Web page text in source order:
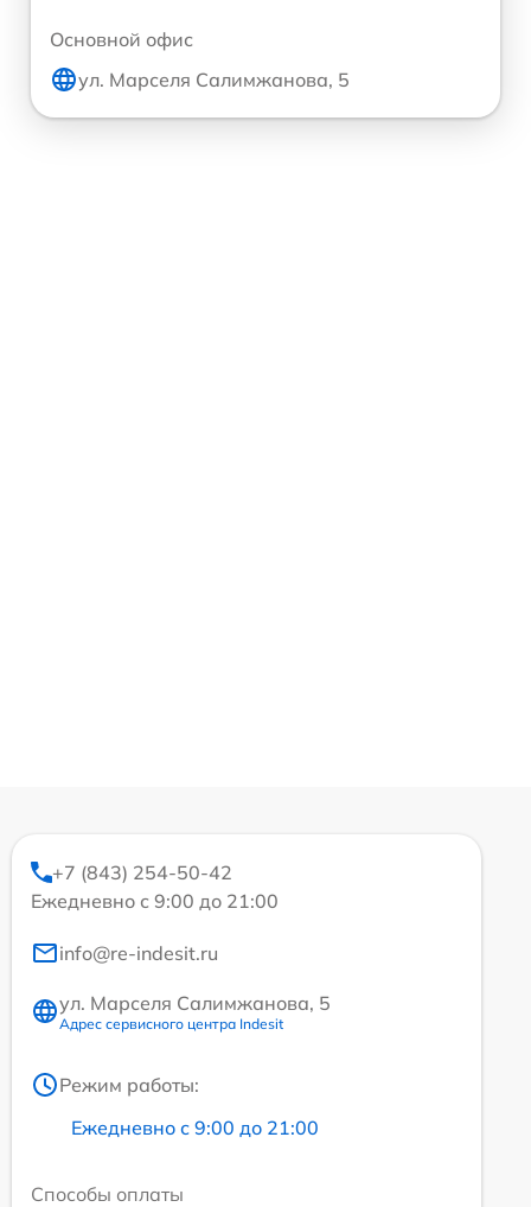
Основной офис
ул. Марселя Салимжанова, 5
+7 (843) 254-50-42
Ежедневно с 9:00 до 21:00
info@re-indesit.ru
ул. Марселя Салимжанова, 5
Адрес сервисного центра Indesit
Режим работы:
Ежедневно с 9:00 до 21:00
Способы оплаты